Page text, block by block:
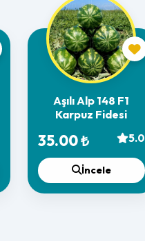
Aşılı Alp 148 F1
Karpuz Fidesi
35.00 ₺ 5.0
İncele